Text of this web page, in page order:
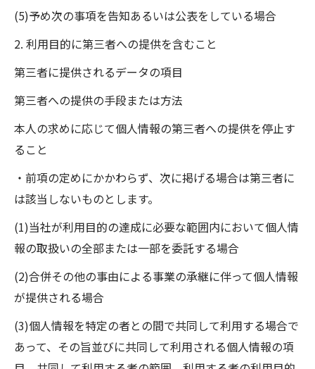
(5)予め次の事項を告知あるいは公表をしている場合
2. 利用目的に第三者への提供を含むこと
第三者に提供されるデータの項目
第三者への提供の手段または方法
本人の求めに応じて個人情報の第三者への提供を停止す
ること
・前項の定めにかかわらず、次に掲げる場合は第三者に
は該当しないものとします。
(1)当社が利用目的の達成に必要な範囲内において個人情
報の取扱いの全部または一部を委託する場合
(2)合併その他の事由による事業の承継に伴って個人情報
が提供される場合
(3)個人情報を特定の者との間で共同して利用する場合で
あって、その旨並びに共同して利用される個人情報の項